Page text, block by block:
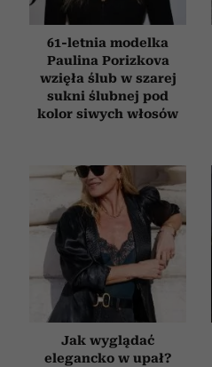
61-letnia modelka
Paulina Porizkova
wzięła ślub w szarej
sukni ślubnej pod
kolor siwych włosów
Jak wyglądać
elegancko w upał?